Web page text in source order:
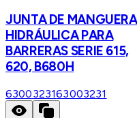
JUNTA DE MANGUERA
HIDRÁULICA PARA
BARRERAS SERIE 615,
620, B680H
6300323163003231